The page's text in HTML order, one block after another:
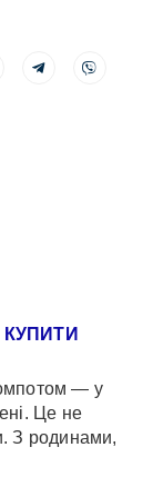
— у
Це не
З родинами,